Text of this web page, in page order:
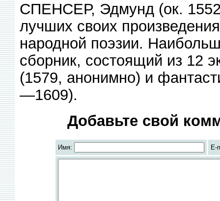
СПЕНСЕР, Эдмунд (ок.
лучших своих
народной поэзии.
сборник, состоящий из 12
(1579, анонимно) и
—1609).
Добавьте свой
Имя: E-